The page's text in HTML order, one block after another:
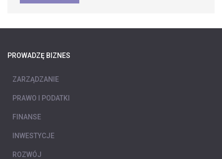
PROWADZĘ BIZNES
ZARZĄDZANIE
PRAWO I PODATKI
FINANSE
INWESTYCJE
ROZWÓJ